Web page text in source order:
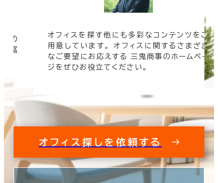
の
豊富
オフィスを探す他にも多彩なコンテンツをご
用意しています。 オフィスに関するさまざま
なご要望にお応えする 三鬼商事のホームペー
ジをぜひお役立てください。
オフィス探しを依頼する